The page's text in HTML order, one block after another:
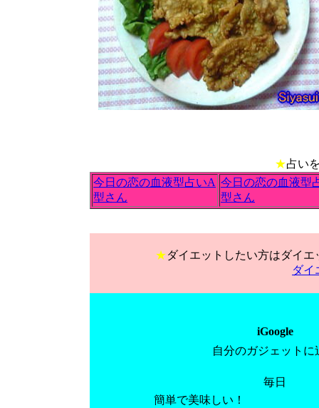
★占い
今日の恋の血液型占いA
型さん
今日の恋の血液型
型さん
★ダイエットしたい方はダイ
ダイ
iGoogle
自分のガジェットに
毎日
簡単で美味しい！